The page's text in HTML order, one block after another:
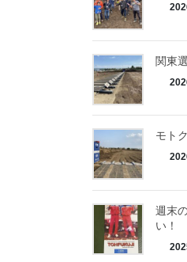
関東
モト
週末
い！